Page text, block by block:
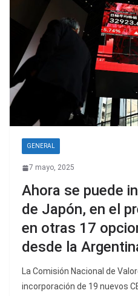
GENERAL
7 mayo, 2025
Ahora se puede
de Japón, en el
en otras 17
desde la
La Comisión Nacional de
incorporación de 19 nuevos